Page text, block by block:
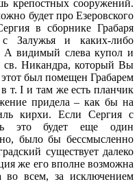
крепостных сооружений.
будет про Езеровского
в сборнике Грабаря
Залужья и каких-либо
А видимый слева купол и
св. Никандра, который Вы
был помещен Грабарем
т. I и там же есть планчик
придела – как бы на
кирхи. Если Сергия с
это будет еще один
было бы бессмысленно
существует далеко
же его вполне возможна
во всем, за исключением